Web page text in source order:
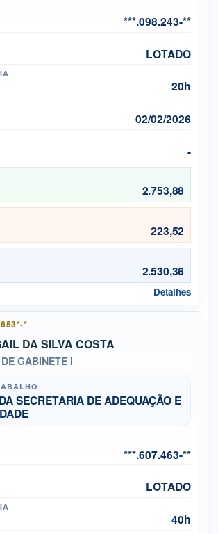
***.098.243-**
LOTADO
20h
02/02/2026
-
2.753,88
223,52
2.530,36
Detalhes
*
DA SILVA COSTA
GABINETE I
SECRETARIA DE ADEQUAÇÃO E
***.607.463-**
LOTADO
40h